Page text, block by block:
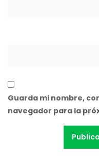
Guarda mi nombre,
navegador para la